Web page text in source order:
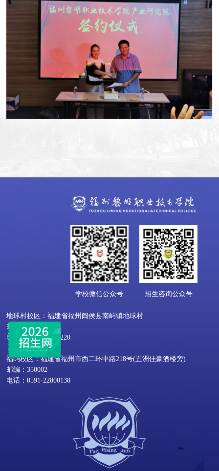
学校微信公众号 招生咨询公众号
地球村校区：福建省福州闽侯县南屿镇地球村
邮编：350109
电话：0591-22818220
福屿校区：福建省福州市西二环中路218号(五洲佳豪酒楼旁)
邮编：350002
电话：0591-22800138